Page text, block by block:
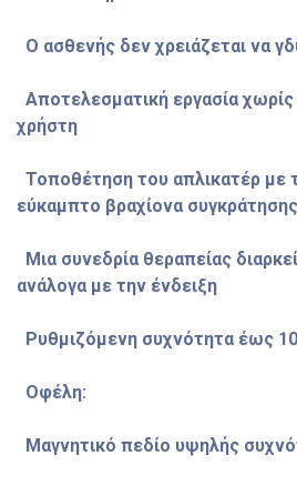
Ο ασθενής δεν χρειάζεται να
Αποτελεσματική εργασία
χρήστη
Τοποθέτηση του απλικατέρ με
εύκαμπτο βραχίονα συγκράτησης
Μια συνεδρία θεραπείας
ανάλογα με την ένδειξη
Ρυθμιζόμενη συχνότητα έως
Οφέλη:
Μαγνητικό πεδίο υψηλής